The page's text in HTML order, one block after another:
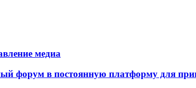
медиа
форум в постоянную платформу для